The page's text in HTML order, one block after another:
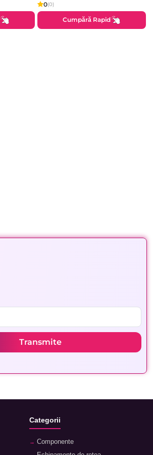
0(0)
Cumpără Rapid
Transmite
Categorii
Componente